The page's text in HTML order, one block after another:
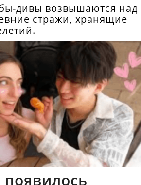
дивы возвышаются над
стражи, хранящие